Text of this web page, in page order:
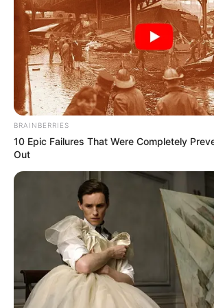
Schlosshotel
gebucht werden.
GELD SPAREN Urlaub Detmold
Hier gibt es Tipps, wie man eine
gestaltenkann.
Ausgehend von den Suchfunktionen auf
und auf den Seiten von Drittanbietern
freie Hotelzimmer oder die gewünschte
Pension in Detmold gefunden werden.
hierbei auch Preisvergleiche,
Position der gewählten Unterkunft auf
auf der Straßenkarte undkünstliche
hinaus gibt es noch weitere Angebote.
BRAINBERRIES
10 Epic Failures That Were Completely
Out